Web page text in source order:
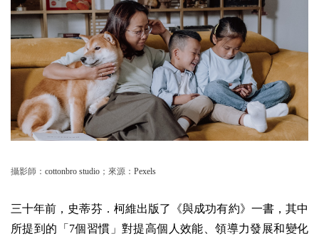
攝影師： cottonbro studio ；來源： Pexels
三十年前，史蒂芬．柯維出版了《與成功有約》一書，其中
所提到的「7個習慣」對提高個人效能、領導力發展和變化